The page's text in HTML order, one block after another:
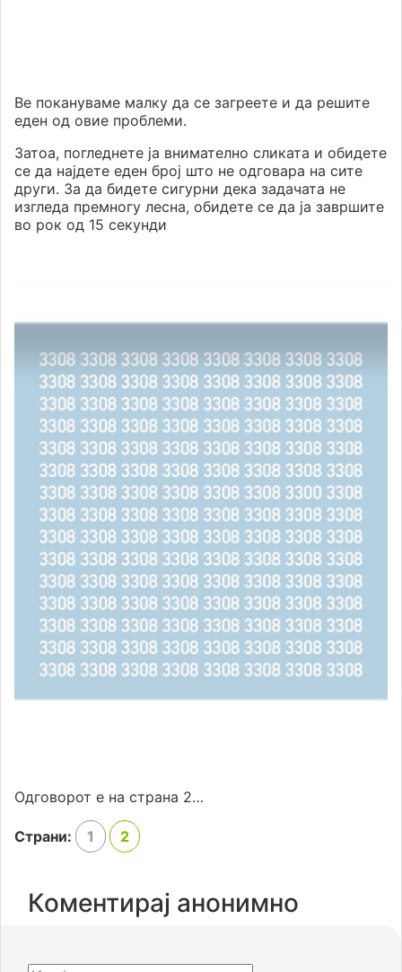
Ве покануваме малку да се загреете и да решите
еден од овие проблеми.
Затоа, погледнете ја внимателно сликата и обидете
се да најдете еден број што не одговара на сите
други. За да бидете сигурни дека задачата не
изгледа премногу лесна, обидете се да ја завршите
во рок од 15 секунди
Одговорот е на страна 2…
Страни: 1 2
Коментирај анонимно